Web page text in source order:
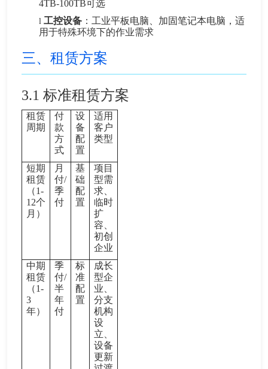
4TB-100TB可选
l 工控设备 ：工业平板电脑、加固笔记本电脑，适
用于特殊环境下的作业需求
三、租赁方案
3.1 标准租赁方案
租赁
周期
付
款
方
式
设
备
配
置
适用
客户
类型
短期
租赁
（1-
12个
月）
月
付/
季
付
基
础
配
置
项目
型需
求、
临时
扩
容、
初创
企业
中期
租赁
（1-
3
年）
季
付/
半
年
付
标
准
配
置
成长
型企
业、
分支
机构
设
立、
设备
更新